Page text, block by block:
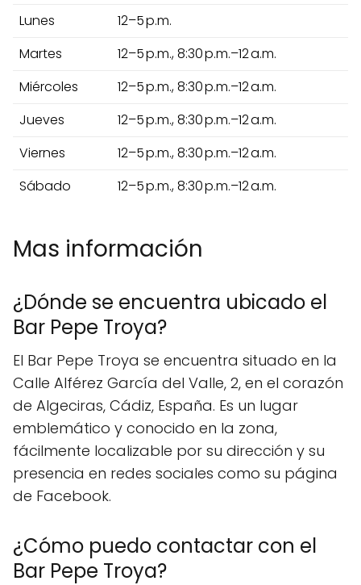
Lunes
12–5 p.m.
Martes
12–5 p.m., 8:30 p.m.–12 a.m.
Miércoles
12–5 p.m., 8:30 p.m.–12 a.m.
Jueves
12–5 p.m., 8:30 p.m.–12 a.m.
Viernes
12–5 p.m., 8:30 p.m.–12 a.m.
Sábado
12–5 p.m., 8:30 p.m.–12 a.m.
Mas información
¿Dónde se encuentra ubicado el
Bar Pepe Troya?
El Bar Pepe Troya se encuentra situado en la
Calle Alférez García del Valle, 2, en el corazón
de Algeciras, Cádiz, España. Es un lugar
emblemático y conocido en la zona,
fácilmente localizable por su dirección y su
presencia en redes sociales como su página
de Facebook.
¿Cómo puedo contactar con el
Bar Pepe Troya?